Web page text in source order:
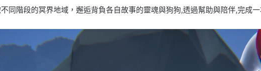
同階段的冥界地域，邂逅背負各自故事的靈魂與狗狗,透過幫助與陪伴,完成